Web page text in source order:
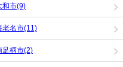
和市(9)
老名市(11)
足柄市(2)